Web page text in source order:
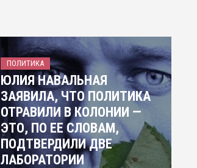
ПОЛИТИКА
ЮЛИЯ НАВАЛЬНАЯ
ЗАЯВИЛА, ЧТО ПОЛИТИКА
ОТРАВИЛИ В КОЛОНИИ —
ЭТО, ПО ЕЕ СЛОВАМ,
ПОДТВЕРДИЛИ ДВЕ
ЛАБОРАТОРИИ